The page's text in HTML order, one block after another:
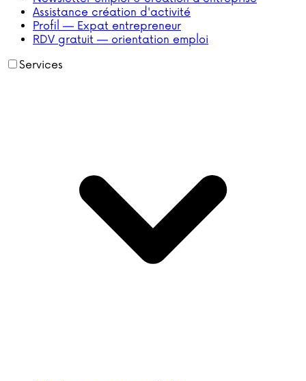
Assistance création d'activité
Profil — Expat entrepreneur
RDV gratuit — orientation emploi
Services